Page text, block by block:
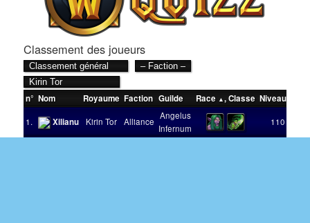
Classement des joueurs
n° Nom Royaume Faction Guilde Race ,Classe Niveau
1. Xilianu Kirin Tor Alliance
Angelus
Infernum
110